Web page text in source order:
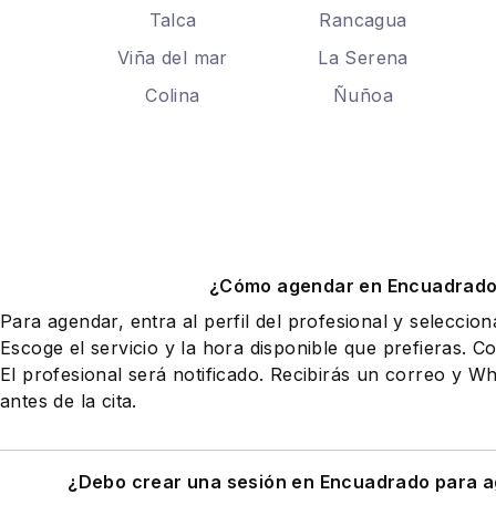
Talca
Rancagua
Viña del mar
La Serena
Colina
Ñuñoa
¿Cómo agendar en
Para agendar, entra al perfil del profesional y
Escoge el servicio y la hora disponible que prefieras.
El profesional será notificado. Recibirás un correo y
antes de la cita.
¿Debo crear una sesión en Encuadrado para